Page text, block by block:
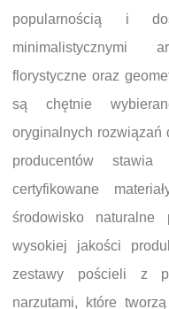
popularnością i
minimalistycznymi
florystyczne oraz
są chętnie
oryginalnych rozwiązań
producentów
certyfikowane
środowisko naturalne
wysokiej jakości
zestawy pościeli z
narzutami, które